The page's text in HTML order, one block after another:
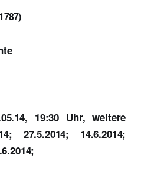
19:30 Uhr, weitere
27.5.2014; 14.6.2014;